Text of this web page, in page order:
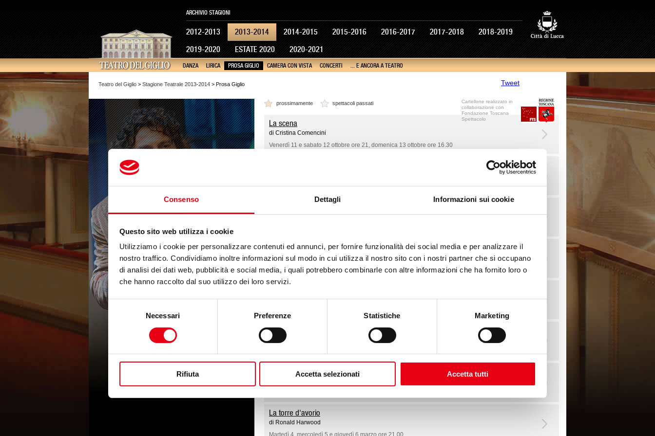
Consenso Dettagli Informazioni sui cookie
Questo sito web utilizza i cookie
Utilizziamo i cookie per personalizzare contenuti ed annunci, per fornire funzionalità dei social media e per analizzare il
nostro traffico. Condividiamo inoltre informazioni sul modo in cui utilizza il nostro sito con i nostri partner che si occupano
di analisi dei dati web, pubblicità e social media, i quali potrebbero combinarle con altre informazioni che ha fornito loro o
che hanno raccolto dal suo utilizzo dei loro servizi.
Necessari Preferenze Statistiche Marketing
Rifiuta Accetta selezionati Accetta tutti
2012-2013 2013-2014 2014-2015 2015-2016 2016-2017 2017-2018
2018-2019
2019-2020
ESTATE 2020 2020-2021
ARCHIVIO STAGIONI
DANZA LIRICA PROSA GIGLIO CAMERA CON VISTA CONCERTI ... E ANCORA A TEATRO
Teatro del Giglio > Stagione Teatrale 2013-2014 > Prosa Giglio Tweet
Cartellone realizzato in
collaborazione con
Fondazione Toscana
Spettacolo
prossimamente spettacoli passati
La scena
di Cristina Comencini
Venerdì 11 e sabato 12 ottobre ore 21, domenica 13 ottobre ore 16.30
Venerdì 8 e sabato 9 novembre ore 21.00, domenica 10 novembre ore 16.30
Penso che un sogno così
di Giuseppe Fiorello e Vittorio Moroni
Il ritorno a casa
di Harold Pinter
Venerdì 6 e sabato 7 dicembre ore 21.00, domenica 8 dicembre ore 16.30
di Michael Frayn
Zio Vanja
di Anton Čechov
Non si sa come
La torre d'avorio
di Ronald Harwood
Martedì 4, mercoledì 5 e giovedì 6 marzo ore 21.00